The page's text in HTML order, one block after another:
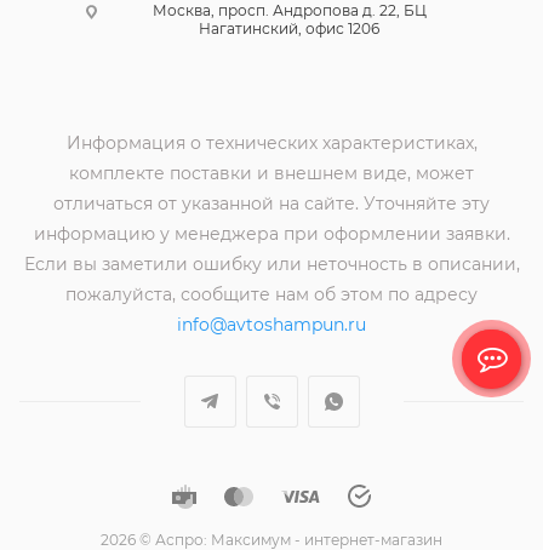
Москва, просп. Андропова д. 22, БЦ
Нагатинский, офис 1206
Информация о технических характеристиках,
комплекте поставки и внешнем виде, может
отличаться от указанной на сайте. Уточняйте эту
информацию у менеджера при оформлении заявки.
Если вы заметили ошибку или неточность в описании,
пожалуйста, сообщите нам об этом по адресу
info@avtoshampun.ru
2026 © Аспро: Максимум - интернет-магазин